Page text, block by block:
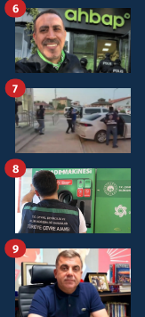
6
7
8
9